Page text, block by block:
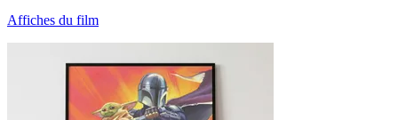
Affiches du film